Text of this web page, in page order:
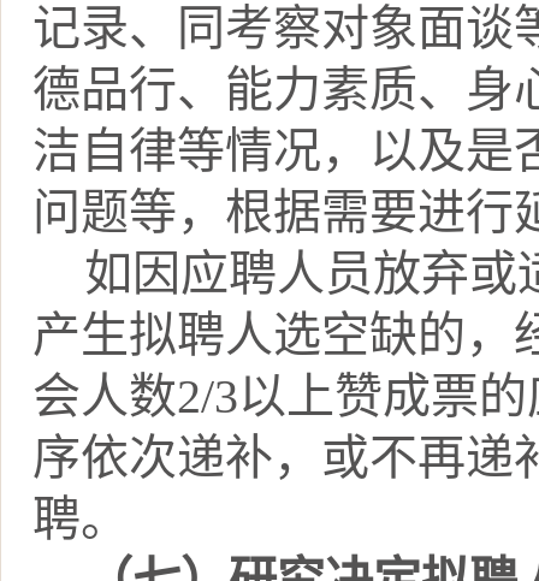
记录、同考察对象面谈
德品行、能力素质、身
洁自律等情况，以及是
问题等， 根据需要进行
如因应聘人员放弃
产生拟聘人选空缺的，
会人数2/3以上赞成票
序依次递补，或不再递
聘。